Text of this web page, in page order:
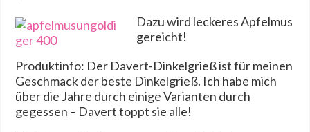
Dazu wird leckeres Apfelmus
gereicht!
Produktinfo: Der Davert-Dinkelgrieß ist für meinen
Geschmack der beste Dinkelgrieß. Ich habe mich
über die Jahre durch einige Varianten durch
gegessen – Davert toppt sie alle!